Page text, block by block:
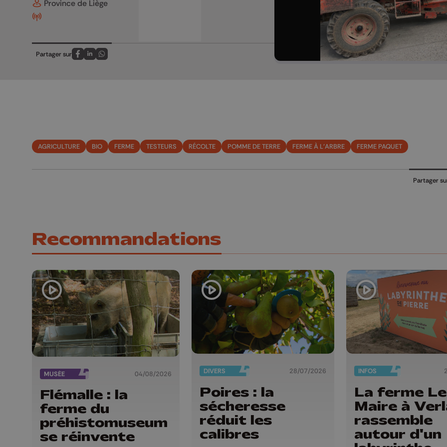
Province de Liège
Partager sur
Partagez sur FaceBook
Partagez sur LinkedIn
Partagez sur Whatsapp
AGRICULTURE BIO FERME TESTEURS RÉCOLTE POMME DE TERRE FERME À L'ARBRE FERME PAQUET
Partager
Recommandations
MUSÉE 04/08/2026
Flémalle : la
ferme du
préhistomuseum
se réinvente
DIVERS 28/07/2026
Poires : la
sécheresse
réduit les
calibres
INFOS
La ferme Le
Maire à
rassemble
autour d'un